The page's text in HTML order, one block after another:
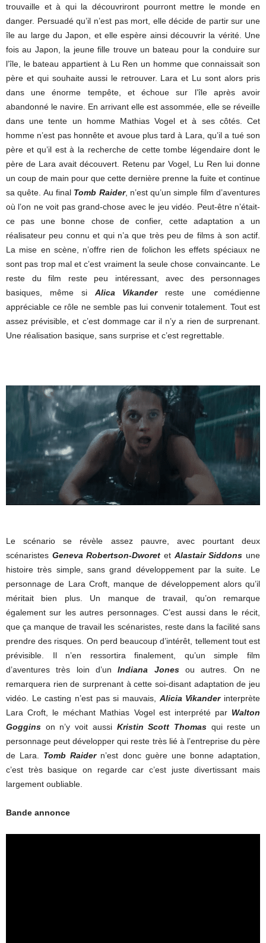
trouvaille et à qui la découvriront pourront mettre le monde en
danger. Persuadé qu’il n’est pas mort, elle décide de partir sur une
île au large du Japon, et elle espère ainsi découvrir la vérité. Une
fois au Japon, la jeune fille trouve un bateau pour la conduire sur
l’île, le bateau appartient à Lu Ren un homme que connaissait son
père et qui souhaite aussi le retrouver. Lara et Lu sont alors pris
dans une énorme tempête, et échoue sur l’île après avoir
abandonné le navire. En arrivant elle est assommée, elle se réveille
dans une tente un homme Mathias Vogel et à ses côtés. Cet
homme n’est pas honnête et avoue plus tard à Lara, qu’il a tué son
père et qu’il est à la recherche de cette tombe légendaire dont le
père de Lara avait découvert. Retenu par Vogel, Lu Ren lui donne
un coup de main pour que cette dernière prenne la fuite et continue
sa quête. Au final Tomb Raider, n’est qu’un simple film d’aventures
où l’on ne voit pas grand-chose avec le jeu vidéo. Peut-être n’était-
ce pas une bonne chose de confier, cette adaptation a un
réalisateur peu connu et qui n’a que très peu de films à son actif.
La mise en scène, n’offre rien de folichon les effets spéciaux ne
sont pas trop mal et c’est vraiment la seule chose convaincante. Le
reste du film reste peu intéressant, avec des personnages
basiques, même si Alica Vikanderreste une comédienne
appréciable ce rôle ne semble pas lui convenir totalement. Tout est
assez prévisible, et c’est dommage car il n’y a rien de surprenant.
Une réalisation basique, sans surprise et c’est regrettable.
Le scénario se révèle assez pauvre, avec pourtant deux
scénaristes Geneva Robertson-Dworet et Alastair Siddons une
histoire très simple, sans grand développement par la suite. Le
personnage de Lara Croft, manque de développement alors qu’il
méritait bien plus. Un manque de travail, qu’on remarque
également sur les autres personnages. C’est aussi dans le récit,
que ça manque de travail les scénaristes, reste dans la facilité sans
prendre des risques. On perd beaucoup d’intérêt, tellement tout est
prévisible. Il n’en ressortira finalement, qu’un simple film
d’aventures très loin d’unIndiana Jonesou autres. On ne
remarquera rien de surprenant à cette soi-disant adaptation de jeu
vidéo. Le casting n’est pas si mauvais, Alicia Vikanderinterprète
Lara Croft, le méchant Mathias Vogel est interprété par Walton
Goggins on n’y voit aussi Kristin Scott Thomasqui reste un
personnage peut développer qui reste très lié à l’entreprise du père
de Lara. Tomb Raidern’est donc guère une bonne adaptation,
c’est très basique on regarde car c’est juste divertissant mais
largement oubliable.
Bande annonce